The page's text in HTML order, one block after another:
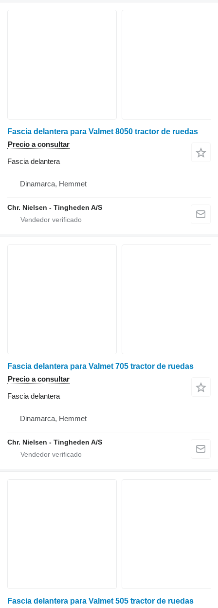
Fascia delantera para Valmet 8050 tractor de ruedas
Precio a consultar
Fascia delantera
Dinamarca, Hemmet
Chr. Nielsen - Tingheden A/S
Fascia delantera para Valmet 705 tractor de ruedas
Precio a consultar
Fascia delantera
Dinamarca, Hemmet
Chr. Nielsen - Tingheden A/S
Fascia delantera para Valmet 505 tractor de ruedas